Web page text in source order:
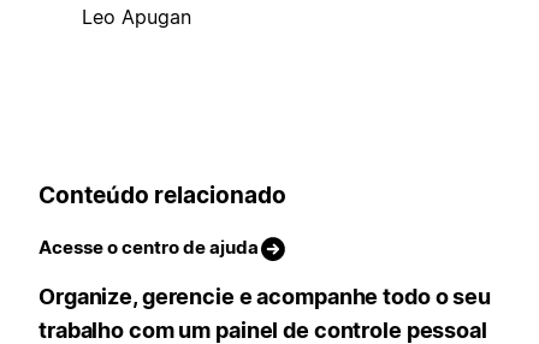
Leo Apugan
Conteúdo relacionado
Acesse o centro de ajuda
Organize, gerencie e acompanhe todo o seu
trabalho com um painel de controle pessoal